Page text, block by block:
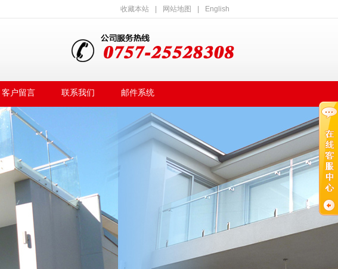
收藏本站 网站地图 English
客户留言 联系我们 邮件系统